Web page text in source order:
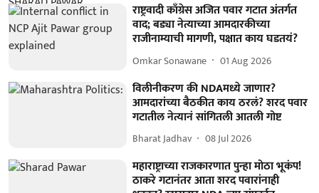
राष्ट्रवादी काँग्रेस अजित पवार गटात अंतर्गत
वाद; बड्या नेत्याच्या आमदारकीच्या
राजीनाम्याची मागणी, पक्षात काय घडतयं?
Omkar Sonawane 01 Aug 2026
विलीनीकरण की NDAमध्ये जाणार?
आमदारांच्या बैठकीत काय ठरलं? शरद पवार
गटातील नेत्यानं सांगितली आतली गोष्ट
Bharat Jadhav 08 Jul 2026
महाराष्ट्राच्या राजकारणात पुन्हा मोठा भूकंप!
ठाकरे गटानंतर आता शरद पवारांनाही